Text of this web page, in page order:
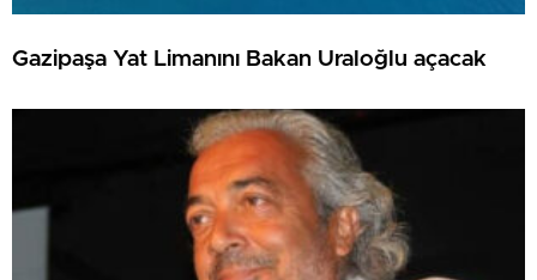
Gazipaşa Yat Limanını Bakan Uraloğlu açacak